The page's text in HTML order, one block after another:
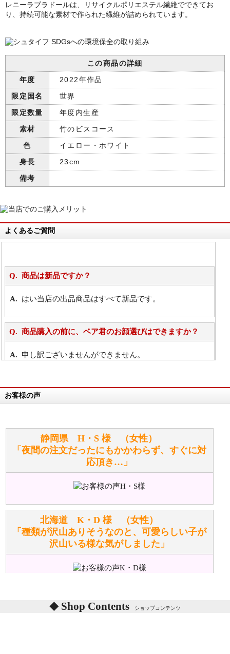
レニーラブラドールは、リサイクルポリエステル繊維でできてお
り、持続可能な素材で作られた繊維が詰められています。
この商品の詳細
年度
2022年作品
限定国名
世界
限定数量
年度内生産
素材
竹のビスコース
色
イエロー・ホワイト
身長
23cm
備考
よくあるご質問
商品は新品ですか？
はい当店の出品商品はすべて新品です。
商品購入の前に、ベア君のお顔選びはできますか？
申し訳ございませんができません。
万が一欲しい商品が見つからない場合は、探して取り
お任せください！それは当店が謡っています「おも
てなしの心」で対応させていただきます。
シュタイフのぬいぐるみは洗濯できますか？ ぬいぐ
るみのお手入れ方法を教えてください。
詳しくはこちら をご覧ください。
ぬいぐるみの耳に付いているボタンやタグに、何か意
味などがありますか？
詳しくはこちらをご覧ください。
お客様の声
静岡県 H・S 様 （女性）
「夜間の注文だったにもかかわらず、すぐに対
応頂き…」
北海道 K・D 様 （女性）
「種類が沢山ありそうなのと、可愛らしい子が
沢山いる様な気がしました」
東京都 M・K 様 （女性）
「対応はどちらも丁寧でした。値段と他の融通
Shop Contents ショップコンテンツ